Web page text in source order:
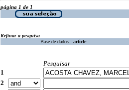
página 1 de 1
Refinar a pesquisa
Base de dados : article
Pesquisar
1
2